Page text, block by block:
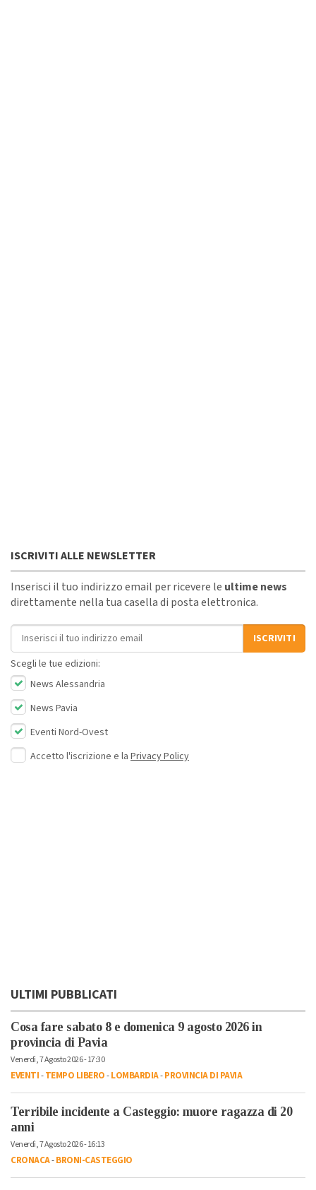
ISCRIVITI ALLE NEWSLETTER
Inserisci il tuo indirizzo email per ricevere le ultime news
direttamente nella tua casella di posta elettronica.
Indirizzo email
ISCRIVITI
Scegli le tue edizioni:
News Alessandria
News Pavia
Eventi Nord-Ovest
Accetto l'iscrizione e la Privacy Policy
ULTIMI PUBBLICATI
Cosa fare sabato 8 e domenica 9 agosto 2026 in
provincia di Pavia
Venerdì, 7 Agosto 2026 - 17:30
EVENTI-TEMPO LIBERO-LOMBARDIA-PROVINCIA DI PAVIA
Terribile incidente a Casteggio: muore ragazza di 20
anni
Venerdì, 7 Agosto 2026 - 16:13
CRONACA-BRONI-CASTEGGIO